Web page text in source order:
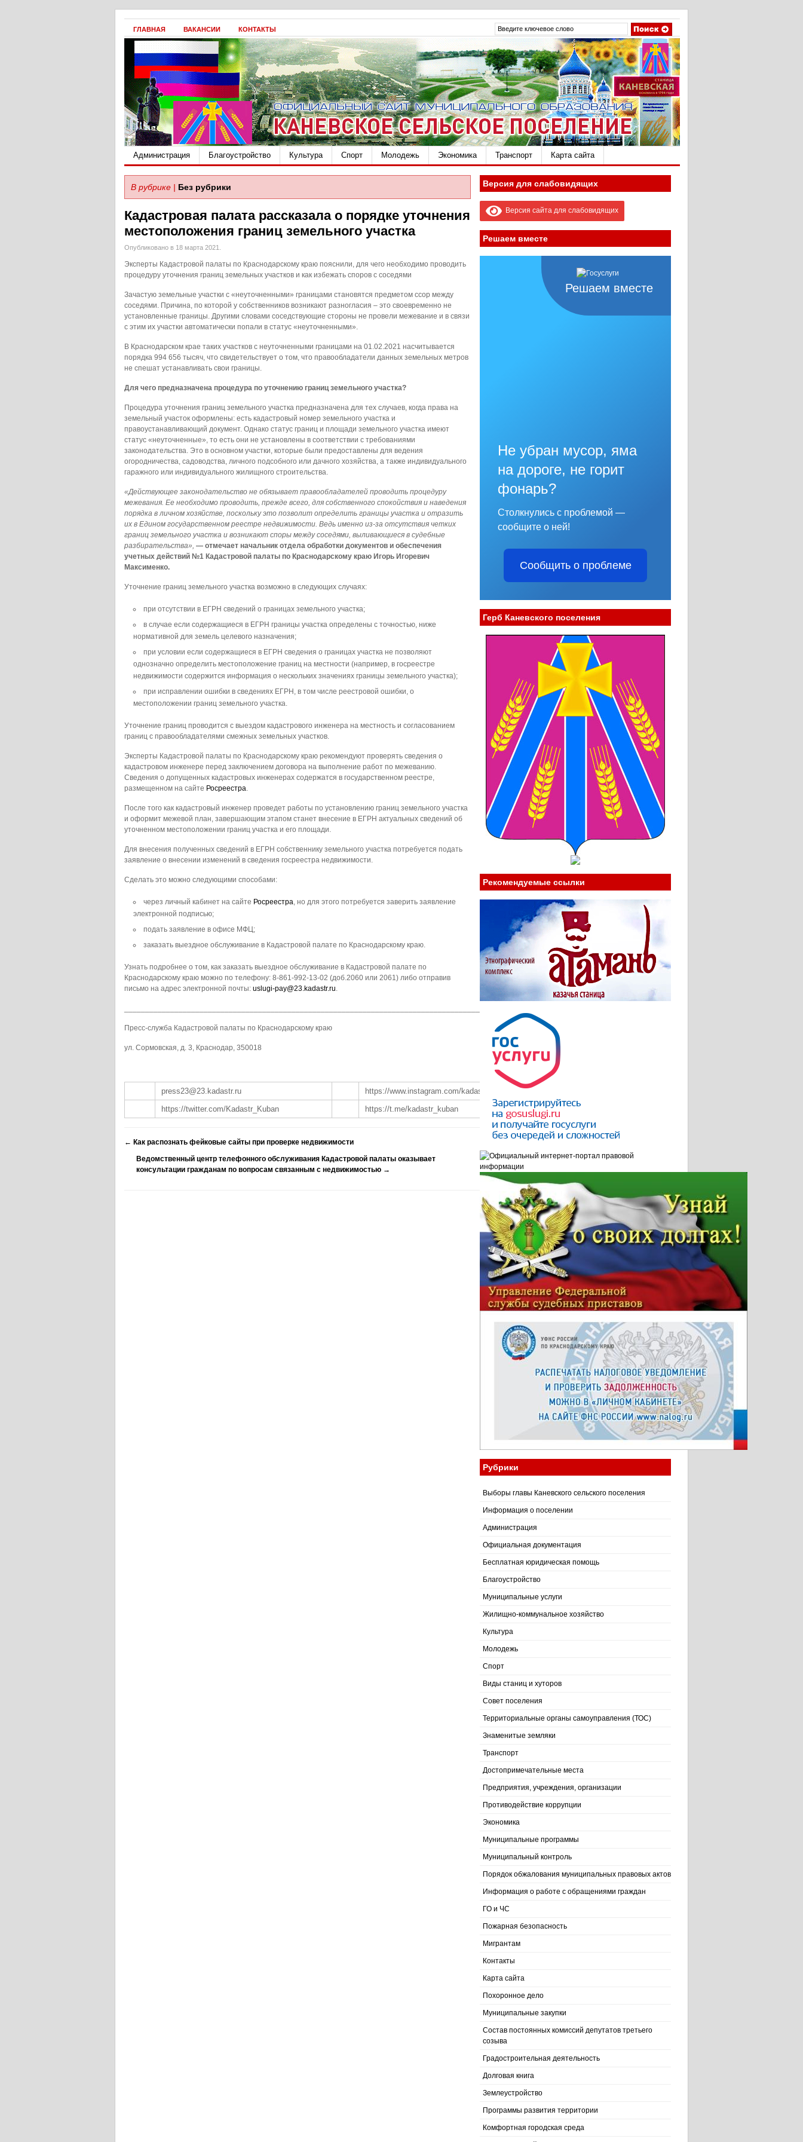
ГЛАВНАЯ ВАКАНСИИ КОНТАКТЫ
Администрация Благоустройство Культура Спорт Молодежь Экономика Транспорт Карта сайта
В рубрике | Без рубрики
Кадастровая палата рассказала о порядке уточнения
местоположения границ земельного участка
Опубликовано в 18 марта 2021.
Эксперты Кадастровой палаты по Краснодарскому краю пояснили, для чего необходимо проводить
процедуру уточнения границ земельных участков и как избежать споров с соседями
Зачастую земельные участки с «неуточненными» границами становятся предметом ссор между
соседями. Причина, по которой у собственников возникают разногласия – это своевременно не
установленные границы. Другими словами соседствующие стороны не провели межевание и в связи
с этим их участки автоматически попали в статус «неуточненными».
В Краснодарском крае таких участков с неуточненными границами на 01.02.2021 насчитывается
порядка 994 656 тысяч, что свидетельствует о том, что правообладатели данных земельных метров
не спешат устанавливать свои границы.
Для чего предназначена процедура по уточнению границ земельного участка?
Процедура уточнения границ земельного участка предназначена для тех случаев, когда права на
земельный участок оформлены: есть кадастровый номер земельного участка и
правоустанавливающий документ. Однако статус границ и площади земельного участка имеют
статус «неуточненные», то есть они не установлены в соответствии с требованиями
законодательства. Это в основном участки, которые были предоставлены для ведения
огородничества, садоводства, личного подсобного или дачного хозяйства, а также индивидуального
гаражного или индивидуального жилищного строительства.
«Действующее законодательство не обязывает правообладателей проводить процедуру
межевания. Ее необходимо проводить, прежде всего, для собственного спокойствия и наведения
порядка в личном хозяйстве, поскольку это позволит определить границы участка и отразить
их в Едином государственном реестре недвижимости. Ведь именно из-за отсутствия четких
границ земельного участка и возникают споры между соседями, выливающиеся в судебные
разбирательства», — отмечает начальник отдела обработки документов и обеспечения
учетных действий №1 Кадастровой палаты по Краснодарскому краю Игорь Игоревич
Максименко.
Уточнение границ земельного участка возможно в следующих случаях:
при отсутствии в ЕГРН сведений о границах земельного участка;
в случае если содержащиеся в ЕГРН границы участка определены с точностью, ниже
нормативной для земель целевого назначения;
при условии если содержащиеся в ЕГРН сведения о границах участка не позволяют
однозначно определить местоположение границ на местности (например, в госреестре
недвижимости содержится информация о нескольких значениях границы земельного участка);
при исправлении ошибки в сведениях ЕГРН, в том числе реестровой ошибки, о
местоположении границ земельного участка.
Уточнение границ проводится с выездом кадастрового инженера на местность и согласованием
границ с правообладателями смежных земельных участков.
Эксперты Кадастровой палаты по Краснодарскому краю рекомендуют проверять сведения о
кадастровом инженере перед заключением договора на выполнение работ по межеванию.
Сведения о допущенных кадастровых инженерах содержатся в государственном реестре,
размещенном на сайте Росреестра.
После того как кадастровый инженер проведет работы по установлению границ земельного участка
и оформит межевой план, завершающим этапом станет внесение в ЕГРН актуальных сведений об
уточненном местоположении границ участка и его площади.
Для внесения полученных сведений в ЕГРН собственнику земельного участка потребуется подать
заявление о внесении изменений в сведения госреестра недвижимости.
Сделать это можно следующими способами:
через личный кабинет на сайте Росреестра, но для этого потребуется заверить заявление
электронной подписью;
подать заявление в офисе МФЦ;
заказать выездное обслуживание в Кадастровой палате по Краснодарскому краю.
Узнать подробнее о том, как заказать выездное обслуживание в Кадастровой палате по
Краснодарскому краю можно по телефону: 8-861-992-13-02 (доб.2060 или 2061) либо отправив
письмо на адрес электронной почты: uslugi-pay@23.kadastr.ru.
Пресс-служба Кадастровой палаты по Краснодарскому краю
ул. Сормовская, д. 3, Краснодар, 350018
press23@23.kadastr.ru
https://www.instagram.com/kadastr_kuban
https://twitter.com/Kadastr_Kuban
https://t.me/kadastr_kuban
← Как распознать фейковые сайты при проверке недвижимости
Ведомственный центр телефонного обслуживания Кадастровой палаты оказывает
консультации гражданам по вопросам связанным с недвижимостью →
Версия для слабовидящих
Версия сайта для слабовидящих
Решаем вместе
Решаем вместе
Не убран мусор, яма
на дороге, не горит
фонарь?
Столкнулись с проблемой —
сообщите о ней!
Сообщить о проблеме
Герб Каневского поселения
Рекомендуемые ссылки
Рубрики
Выборы главы Каневского сельского поселения
Информация о поселении
Администрация
Официальная документация
Бесплатная юридическая помощь
Благоустройство
Муниципальные услуги
Жилищно-коммунальное хозяйство
Культура
Молодежь
Спорт
Виды станиц и хуторов
Совет поселения
Территориальные органы самоуправления (ТОС)
Знаменитые земляки
Транспорт
Достопримечательные места
Предприятия, учреждения, организации
Противодействие коррупции
Экономика
Муниципальные программы
Муниципальный контроль
Порядок обжалования муниципальных правовых актов
Информация о работе с обращениями граждан
ГО и ЧС
Пожарная безопасность
Мигрантам
Контакты
Карта сайта
Похоронное дело
Муниципальные закупки
Состав постоянных комиссий депутатов третьего
созыва
Градостроительная деятельность
Долговая книга
Землеустройство
Программы развития территории
Комфортная городская среда